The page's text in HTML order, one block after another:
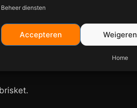
Beheer diensten
Accepteren Weigeren
Home